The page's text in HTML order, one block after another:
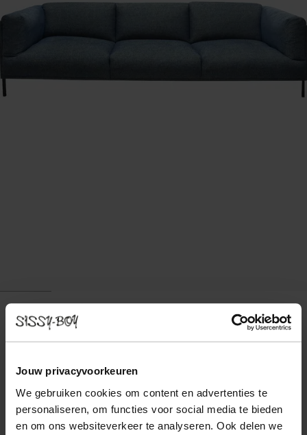
Jouw privacyvoorkeuren
We gebruiken cookies om content en advertenties te
personaliseren, om functies voor social media te bieden
en om ons websiteverkeer te analyseren. Ook delen we
2049.00
Donkerblauwe 3-zits bank uit The Duke serie van Sissy-Boy. The
uitstraling. De metalen poten die doorlopen aan de zijkant geven
de bank een unieke touch. Het gebruik van echt don... Lees meer